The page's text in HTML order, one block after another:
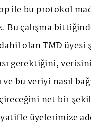
ile bu protokol
Bu çalışma
olan TMD üyesi
gerektiğini,
ve bu veriyi nasıl
net bir
üyelerimize